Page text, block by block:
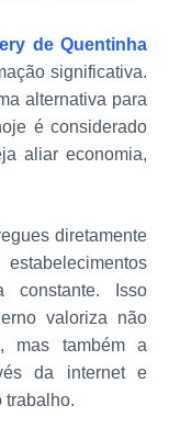
de Quentinha
significativa.
alternativa para
é considerado
aliar economia,
diretamente
constante. Isso
valoriza não
mas também a
da internet e
trabalho.